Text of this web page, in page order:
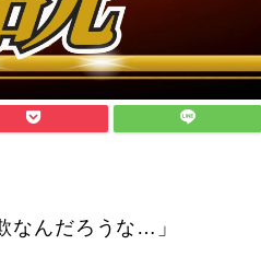
なんだろうな…」